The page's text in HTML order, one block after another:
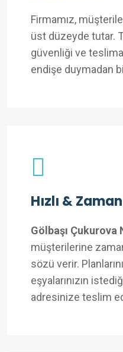
Firmamız,
üst düzeyde tutar.
güvenliği ve
endişe duymadan
Hızlı &
Gölbaşı Çukurova
müşterilerine
sözü verir.
eşyalarınızın
adresinize teslim